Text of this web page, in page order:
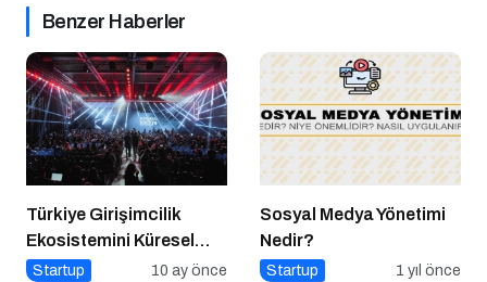
Benzer Haberler
Türkiye Girişimcilik
Ekosistemini Küresel
Sahneye Taşıyan
Startup 10 ay önce
Sosyal Medya Yönetimi
Nedir?
Startup 1 yıl önce